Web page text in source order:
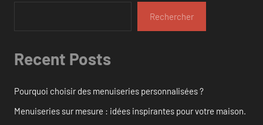
Rechercher
Recent Posts
Pourquoi choisir des menuiseries personnalisées ?
Menuiseries sur mesure : idées inspirantes pour votre maison.